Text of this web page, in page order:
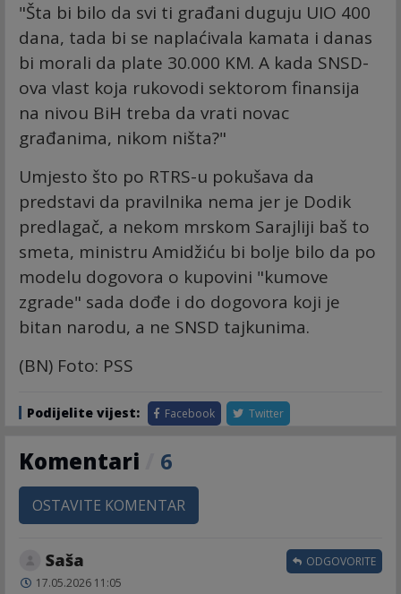
"Šta bi bilo da svi ti građani duguju UIO 400
dana, tada bi se naplaćivala kamata i danas
bi morali da plate 30.000 KM. A kada SNSD-
ova vlast koja rukovodi sektorom finansija
na nivou BiH treba da vrati novac
građanima, nikom ništa?"
Umjesto što po RTRS-u pokušava da
predstavi da pravilnika nema jer je Dodik
predlagač, a nekom mrskom Sarajliji baš to
smeta, ministru Amidžiću bi bolje bilo da po
modelu dogovora o kupovini "kumove
zgrade" sada dođe i do dogovora koji je
bitan narodu, a ne SNSD tajkunima.
(BN) Foto: PSS
Podijelite vijest: Facebook Twitter
Komentari 6
OSTAVITE KOMENTAR
Saša
17.05.2026 11:05
ODGOVORITE